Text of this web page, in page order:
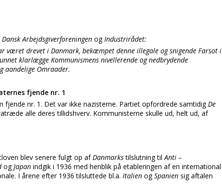
Dansk Arbejdsgiverforeningen ogIndustrirådet:
været drevet i Danmark, bekæmpet denne illegale og snigende Farsot i
klarlægge Kommunismens nivellerende og nedbrydende
aandelige Omraader.
fjende nr. 1
fjende nr. 1. Det var ikke nazisterne. Partiet opfordrede samtidigDe
alle deres tillidshverv. Kommunisterne skulle ud, helt ud, af
blev senere fulgt op afDanmarkstilslutning tilAnti –
ogJapan indgik i 1936 med henblik på etableringen af en international
I årene efter 1936 tilsluttede bl.a. Italien ogSpanien sig aftalen